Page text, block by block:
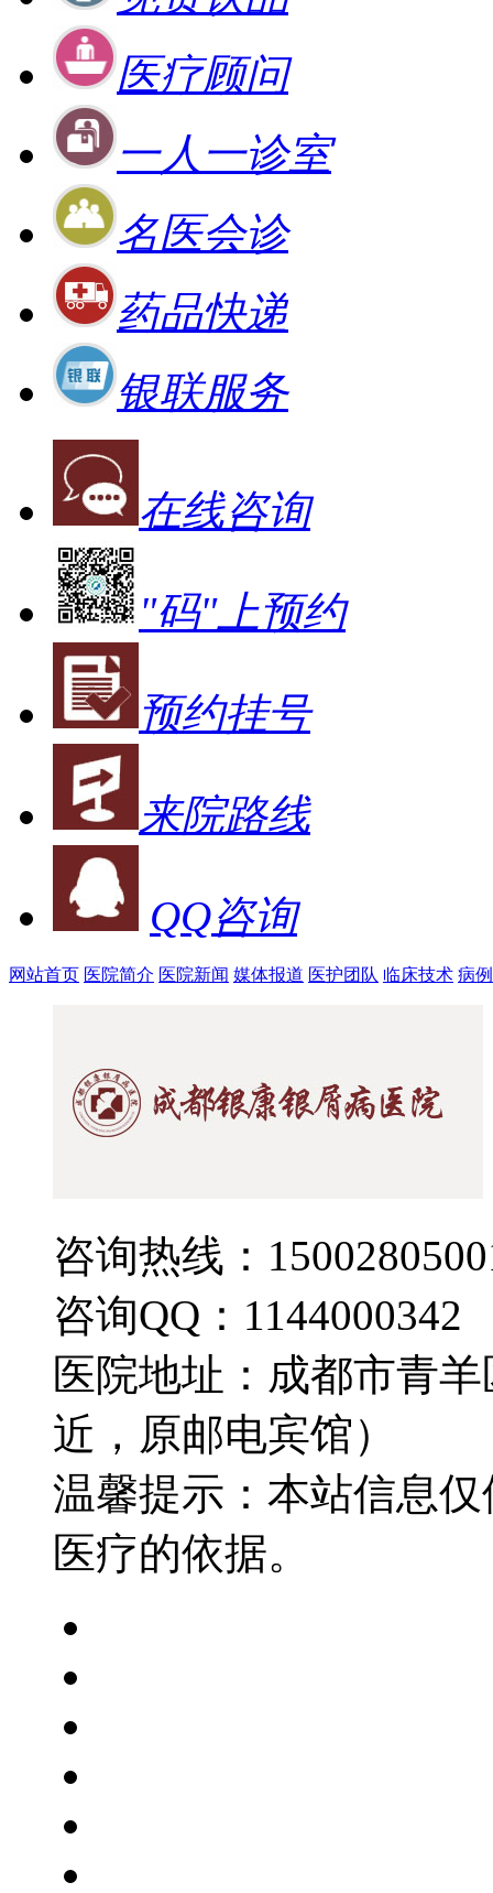
医疗顾问
一人一诊室
名医会诊
药品快递
银联服务
在线咨询
"码"上预约
预约挂号
来院路线
QQ咨询
网站首页 医院简介 医院新闻 媒体报道 医护团队 临床技术 病
咨询热线：
咨询QQ：1144000342
医院地址：成都市青
近，原邮电宾馆）
温馨提示：本站信息
医疗的依据。